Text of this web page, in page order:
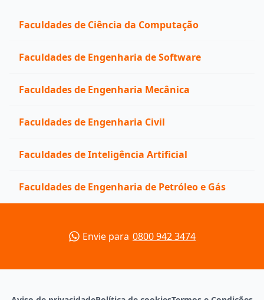
Faculdades de Ciência da Computação
Faculdades de Engenharia de Software
Faculdades de Engenharia Mecânica
Faculdades de Engenharia Civil
Faculdades de Inteligência Artificial
Faculdades de Engenharia de Petróleo e Gás
Envie para 0800 942 3474